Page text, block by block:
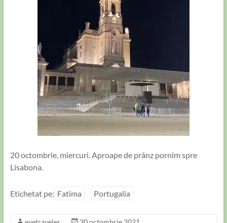
20 octombrie, miercuri. Aproape de prânz pornim spre
Lisabona.
Etichetat pe: Fatima Portugalia